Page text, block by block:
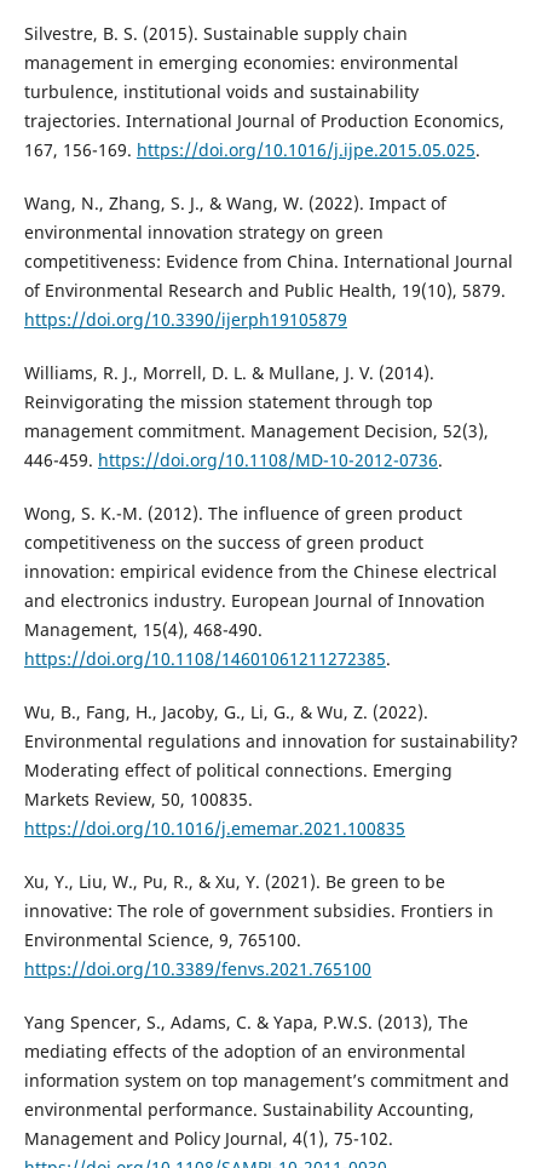
Silvestre, B. S. (2015). Sustainable supply chain
management in emerging economies: environmental
turbulence, institutional voids and sustainability
trajectories. International Journal of Production Economics,
167, 156-169. https://doi.org/10.1016/j.ijpe.2015.05.025.
Wang, N., Zhang, S. J., & Wang, W. (2022). Impact of
environmental innovation strategy on green
competitiveness: Evidence from China. International Journal
of Environmental Research and Public Health, 19(10), 5879.
https://doi.org/10.3390/ijerph19105879
Williams, R. J., Morrell, D. L. & Mullane, J. V. (2014).
Reinvigorating the mission statement through top
management commitment. Management Decision, 52(3),
446-459. https://doi.org/10.1108/MD-10-2012-0736.
Wong, S. K.-M. (2012). The influence of green product
competitiveness on the success of green product
innovation: empirical evidence from the Chinese electrical
and electronics industry. European Journal of Innovation
Management, 15(4), 468-490.
https://doi.org/10.1108/14601061211272385.
Wu, B., Fang, H., Jacoby, G., Li, G., & Wu, Z. (2022).
Environmental regulations and innovation for sustainability?
Moderating effect of political connections. Emerging
Markets Review, 50, 100835.
https://doi.org/10.1016/j.ememar.2021.100835
Xu, Y., Liu, W., Pu, R., & Xu, Y. (2021). Be green to be
innovative: The role of government subsidies. Frontiers in
Environmental Science, 9, 765100.
https://doi.org/10.3389/fenvs.2021.765100
Yang Spencer, S., Adams, C. & Yapa, P.W.S. (2013), The
mediating effects of the adoption of an environmental
information system on top management’s commitment and
environmental performance. Sustainability Accounting,
Management and Policy Journal, 4(1), 75-102.